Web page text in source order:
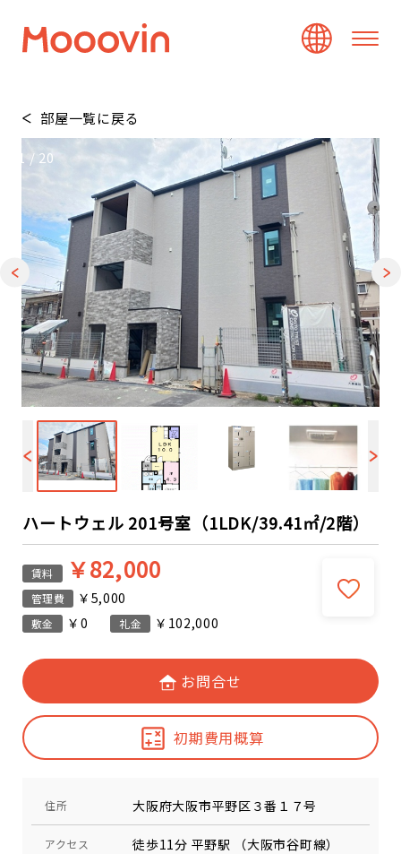
部屋一覧に戻る
1 / 20
ハートウェル 201号室（1LDK/39.41㎡/2階）
賃料 ￥82,000
管理費 ￥5,000
敷金 ￥0 礼金 ￥102,000
お問合せ
初期費用概算
住所 大阪府大阪市平野区３番１７号
アクセス
徒歩11分 平野駅 （大阪市谷町線）